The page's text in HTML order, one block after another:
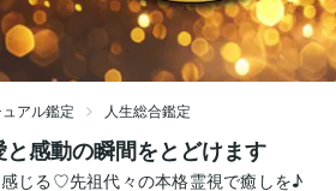
アル鑑定 人生総合鑑定
感動の瞬間をとどけます
じる♡先祖代々の本格霊視で癒しを♪